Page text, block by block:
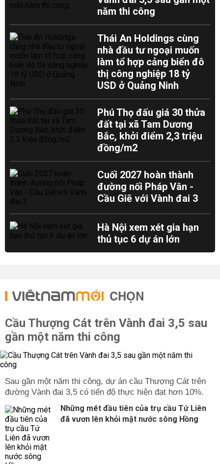
năm thi công
Thái An Holdings cùng
nhà đầu tư ngoại muốn
làm tổ hợp cảng biển đô
thị công nghiệp 18 tỷ
USD ở Quảng Ninh
Phú Thọ đấu giá 30 thửa
đất tại xã Tam Dương
Bắc, khởi điểm 2,3 triệu
đồng/m2
Cuối 2027 hoàn thành
đường nối Pháp Vân -
Cầu Giẽ với Vành đai 3
Hà Nội xem xét gia hạn
thủ tục 6 dự án lớn
CHỌN
Cầu Thượng Cát trên Vành đai 3,5 sau
gần một năm thi công
Sau gần một năm thi công, dự án cầu Thượng Cát trên
đường Vành đai 3,5 có tiến độ thực hiện đạt hơn 10%.
Những mét đầu tiên của trụ cầu Tứ Liên
đã vươn lên khỏi mặt nước sông Hồng